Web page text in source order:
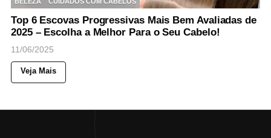
Top 6 Escovas Progressivas Mais Bem Avaliadas de
2025 – Escolha a Melhor Para o Seu Cabelo!
11/06/2025
Veja Mais